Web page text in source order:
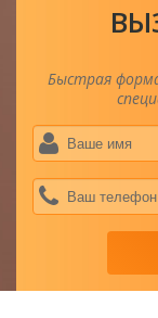
Быстрая